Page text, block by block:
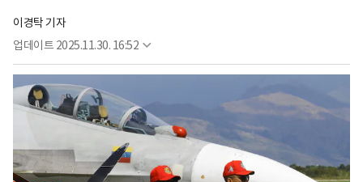
이경탁 기자
업데이트 2025.11.30. 16:52